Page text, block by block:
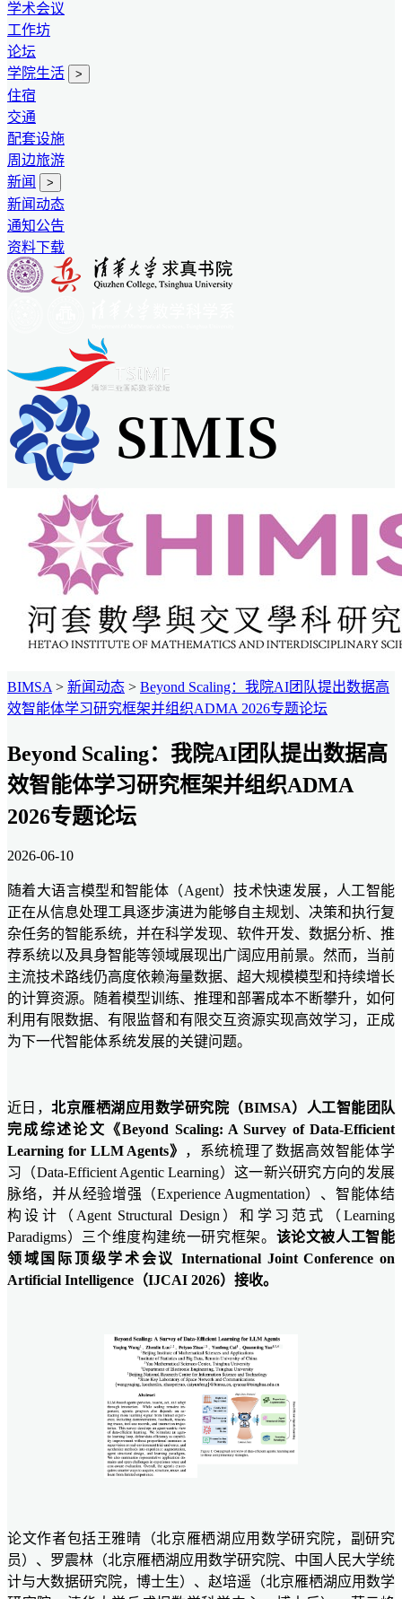
学术会议
工作坊
论坛
学院生活
>
住宿
交通
配套设施
周边旅游
新闻
>
新闻动态
通知公告
资料下载
BIMSA > 新闻动态 > Beyond Scaling：我院AI团队提出数据高
效智能体学习研究框架并组织ADMA 2026专题论坛
Beyond Scaling：我院AI团队提出数据高
效智能体学习研究框架并组织ADMA
2026专题论坛
2026-06-10
随着大语言模型和智能体（Agent）技术快速发展，人工智能
正在从信息处理工具逐步演进为能够自主规划、决策和执行复
杂任务的智能系统，并在科学发现、软件开发、数据分析、推
荐系统以及具身智能等领域展现出广阔应用前景。然而，当前
主流技术路线仍高度依赖海量数据、超大规模模型和持续增长
的计算资源。随着模型训练、推理和部署成本不断攀升，如何
利用有限数据、有限监督和有限交互资源实现高效学习，正成
为下一代智能体系统发展的关键问题。
近日，北京雁栖湖应用数学研究院（BIMSA）人工智能团队
完成综述论文《Beyond Scaling: A Survey of Data-Efficient
Learning for LLM Agents》
，系统梳理了数据高效智能体学
习（Data-Efficient Agentic Learning）这一新兴研究方向的发展
脉络，并从经验增强（Experience Augmentation）、智能体结
构设计（Agent Structural Design）和学习范式（Learning
Paradigms）三个维度构建统一研究框架。 该论文被人工智能
领域国际顶级学术会议 International Joint Conference on
Artificial Intelligence（IJCAI 2026）接收。
论文作者包括王雅晴（北京雁栖湖应用数学研究院，副研究
员）、罗震林（北京雁栖湖应用数学研究院、中国人民大学统
计与大数据研究院，博士生）、赵培遥（北京雁栖湖应用数学